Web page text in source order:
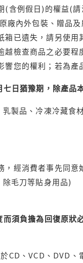
含例假日)的權益(
內外包裝、贈品
已遺失，請另使
檢查商品之必要
您的權利；若為產
日猶豫期，除產品
製品、冷凍冷藏食
經消費者事先同意
毛刀等貼身用品)
須負擔為回復原
CD、VCD、DVD